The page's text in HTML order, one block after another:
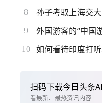
8 孙子考取上海交
9 外国游客的“中国
10 如何看待印度打
扫码下载今日头条
看最新、最热资讯内容